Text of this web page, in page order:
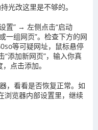
光改这里是不够的。
置” → 左侧点击“启动
一组网页”。检查下方的网
等可疑网址，鼠标悬停
“添加新网页”，输入你真
点击添加。
，看看是否恢复正常。如
浏览器内部设置里，继续